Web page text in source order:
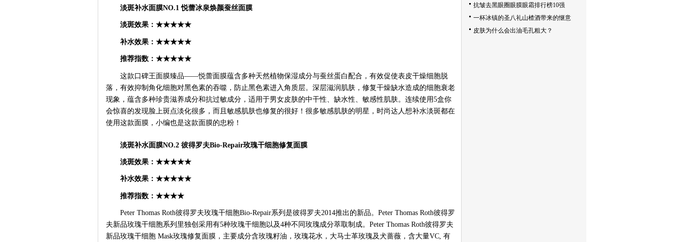
淡斑补水面膜NO.1 悦蕾冰泉焕颜蚕丝面膜
淡斑效果：★★★★★
补水效果：★★★★★
推荐指数：★★★★★
这款口碑王面膜臻品——悦蕾面膜蕴含多种天然植物保湿成分与蚕丝蛋白配合，有效促使表皮干燥细胞脱
落，有效抑制角化细胞对黑色素的吞噬，防止黑色素进入角质层。深层滋润肌肤，修复干燥缺水造成的细胞衰老
现象，蕴含多种珍贵滋养成分和抗过敏成分，适用于男女皮肤的中干性、缺水性、敏感性肌肤。连续使用5盒你
会惊喜的发现脸上斑点淡化很多，而且敏感肌肤也修复的很好！很多敏感肌肤的明星，时尚达人想补水淡斑都在
使用这款面膜，小编也是这款面膜的忠粉！
淡斑补水面膜NO.2 彼得罗夫Bio-Repair玫瑰干细胞修复面膜
淡斑效果：★★★★★
补水效果：★★★★★
推荐指数：★★★★
Peter Thomas Roth彼得罗夫玫瑰干细胞Bio-Repair系列是彼得罗夫2014推出的新品。Peter Thomas Roth彼得罗
夫新品玫瑰干细胞系列里独创采用有5种玫瑰干细胞以及4种不同玫瑰成分萃取制成。Peter Thomas Roth彼得罗夫
新品玫瑰干细胞 Mask玫瑰修复面膜，主要成分含玫瑰籽油，玫瑰花水，大马士革玫瑰及犬蔷薇，含大量VC, 有
抗皱去黑眼圈眼膜眼霜排行榜10强
一杯冰镇的圣八礼山楂酒带来的惬意
皮肤为什么会出油毛孔粗大？